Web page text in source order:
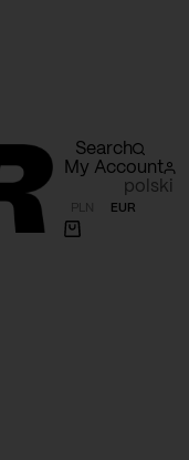
Search
My Account
polski
PLN EUR
Shopping